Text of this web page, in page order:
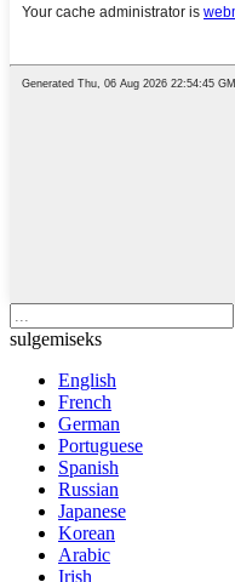
sulgemiseks
English
French
German
Portuguese
Spanish
Russian
Japanese
Korean
Arabic
Irish